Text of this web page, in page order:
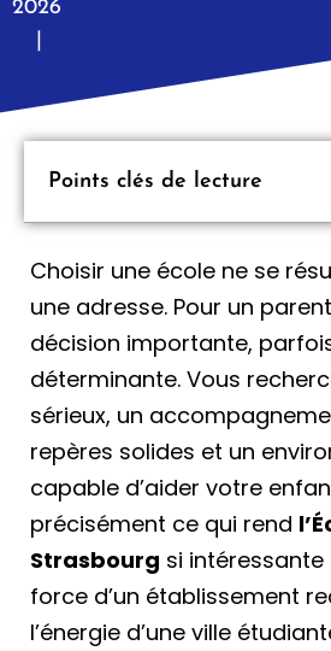
2026
Choisir une école ne se
une adresse. Pour un
décision importante,
déterminante. Vous
sérieux, un
repères solides et un
capable d’aider votre
précisément ce qui rend
Strasbourg si intéressante
force d’un établissement
l’énergie d’une ville
Points clés de lecture